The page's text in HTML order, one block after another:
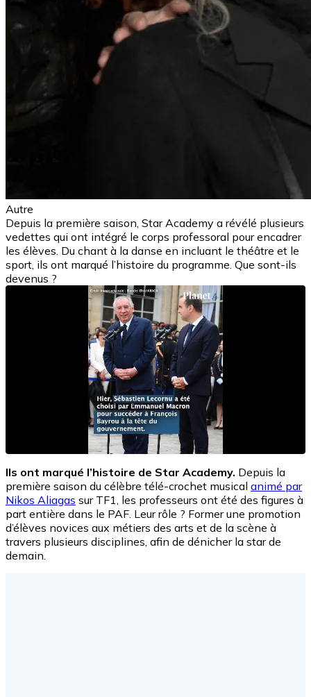
Autre
Depuis la première saison, Star Academy a révélé plusieurs
vedettes qui ont intégré le corps professoral pour encadrer
les élèves. Du chant à la danse en incluant le théâtre et le
sport, ils ont marqué l’histoire du programme. Que sont-ils
devenus ?
Ils ont marqué l’histoire de Star Academy. Depuis la
première saison du célèbre télé-crochet musical animé par
Nikos Aliagas sur TF1, les professeurs ont été des figures à
part entière dans le PAF. Leur rôle ? Former une promotion
d’élèves novices aux métiers des arts et de la scène à
travers plusieurs disciplines, afin de dénicher la star de
demain.